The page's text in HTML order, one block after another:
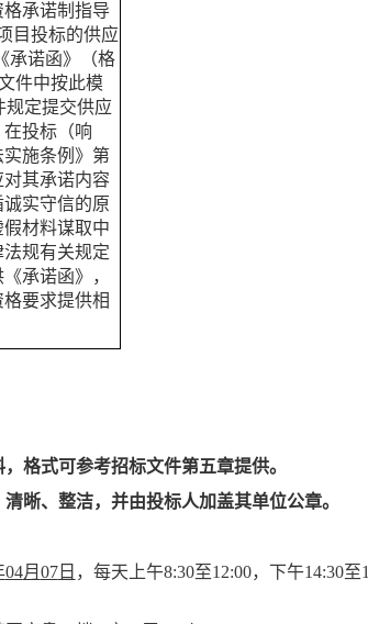
承诺制指导
目投标的供应
承诺函》（格
件中按此模
规定提交供应
投标（响
施条例》第
其承诺内容
实守信的原
材料谋取中
规有关规定
承诺函》，
要求提供相
格式可参考招标文件第五章提供。
晰、整洁，并由投标人加盖其单位公章。
04月 07日 ，每天上午8:30至12:00，下午14:30至1